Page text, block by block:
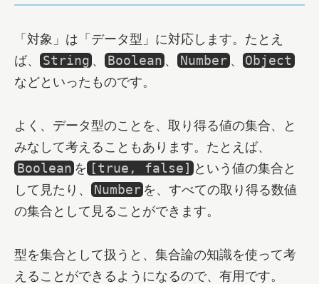
「対象」は「データ型」に対応します。たとえ
ば、
String 、 Boolean 、 Number、 Object
などといったものです。
よく、データ型のことを、取り得る値の集合、と
みなして考えることもあります。たとえば、
Boolean を [true, false] という値の集合と
して見たり、
Number を、すべての取り得る数値
の集合として見ることができます。
型を集合として扱うと、集合論の知識を使って考
えることができるようになるので、有用です。